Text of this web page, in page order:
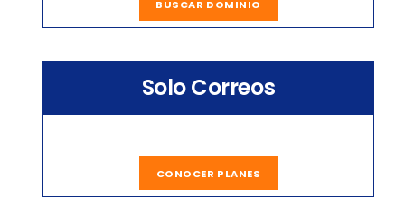
BUSCAR DOMINIO
Solo Correos
CONOCER PLANES